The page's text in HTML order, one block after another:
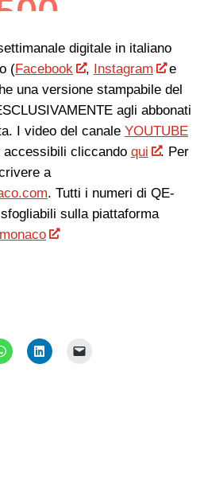
digitale in italiano
(Facebook , Instagram
e
una versione stampabile del
agli abbonati
I video del canale YOUTUBE
cliccando qui
. Per
a
. Tutti i numeri di QE-
sulla piattaforma